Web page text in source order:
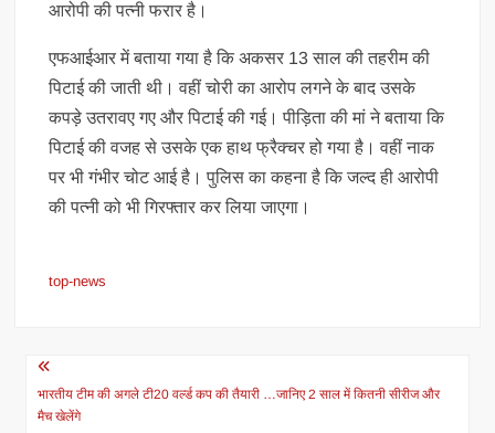
आरोपी की पत्नी फरार है।
एफआईआर में बताया गया है कि अकसर 13 साल की तहरीम की
पिटाई की जाती थी। वहीं चोरी का आरोप लगने के बाद उसके
कपड़े उतरावए गए और पिटाई की गई। पीड़िता की मां ने बताया कि
पिटाई की वजह से उसके एक हाथ फ्रैक्चर हो गया है। वहीं नाक
पर भी गंभीर चोट आई है। पुलिस का कहना है कि जल्द ही आरोपी
की पत्नी को भी गिरफ्तार कर लिया जाएगा।
top-news
Post
navigation
भारतीय टीम की अगले टी20 वर्ल्ड कप की तैयारी …जानिए 2 साल में कितनी सीरीज और
मैच खेलेंगे